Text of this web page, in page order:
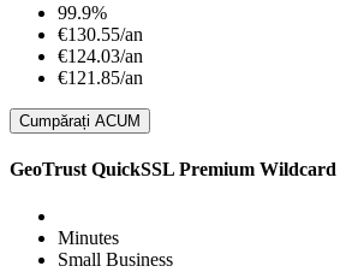
99.9%
€130.55/an
€124.03/an
€121.85/an
Cumpărați ACUM
GeoTrust QuickSSL Premium Wildcard
Minutes
Small Business